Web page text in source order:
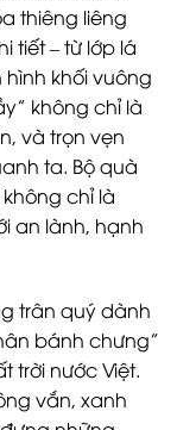
thiêng liêng
tiết – từ lớp lá
khối vuông
không chỉ là
và trọn vẹn
ta. Bộ quà
chỉ là
an lành, hạnh
trân quý dành
bánh chưng”
trời nước Việt.
vắn, xanh